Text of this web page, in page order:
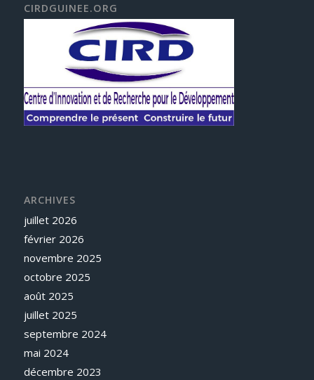
CIRDGUINEE.ORG
ARCHIVES
juillet 2026
février 2026
novembre 2025
octobre 2025
août 2025
juillet 2025
septembre 2024
mai 2024
décembre 2023